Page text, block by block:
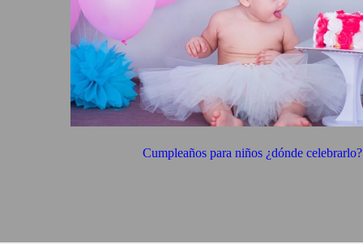
Cumpleaños para niños ¿dónde celebrarlo?